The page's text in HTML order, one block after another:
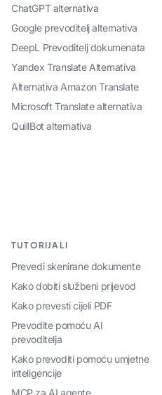
ChatGPT alternativa
Google prevoditelj alternativa
DeepL Prevoditelj dokumenata
Yandex Translate Alternativa
Alternativa Amazon Translate
Microsoft Translate alternativa
QuillBot alternativa
TUTORIJALI
Prevedi skenirane dokumente
Kako dobiti službeni prijevod
Kako prevesti cijeli PDF
Prevodite pomoću AI
prevoditelja
Kako prevoditi pomoću umjetne
inteligencije
MCP za AI agente